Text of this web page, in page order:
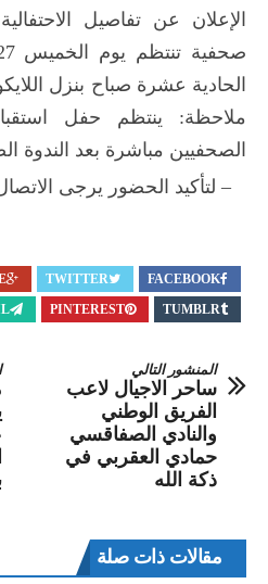
الإعلان عن تفاصيل
الحادية عشرة صباح بنزل
ملاحظة: ينتظم حفل
الصحفيين مباشرة بعد الندوة
– لتأكيد الحضور يرجى
FACEBOOK
TWITTER
TUMBLR
PINTEREST
المنشور التالي
ساحر الاجيال لاعب
الفريق الوطني
والنادي الصفاقسي
حمادي العقربي في
ذكة الله
مقالات ذات صلة